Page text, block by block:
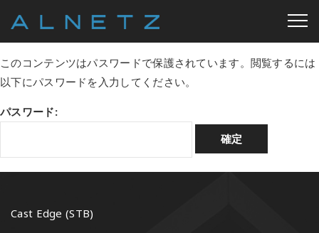
このコンテンツはパスワードで保護されています。閲覧するには
以下にパスワードを入力してください。
パスワード:
Cast Edge (STB)